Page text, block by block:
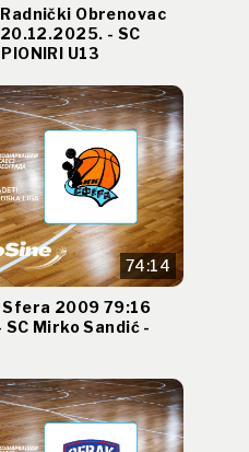
Obrenovac
- SC
U13
74:14
Sfera 2009 79:16
Mirko Sandić -